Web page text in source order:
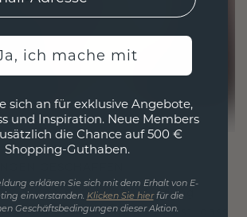
GESCHAFFEN
ist auf Verbindung
jedes Stück so gestaltet ist, dass
ich mache mit
sich an für exklusive Angebote,
und Inspiration. Neue Members
die Chance auf 500 €
Shopping-Guthaben.
erklären Sie sich mit dem Erhalt von E-
einverstanden. Klicken Sie hierfür die
Geschäftsbedingungen dieser Aktion.